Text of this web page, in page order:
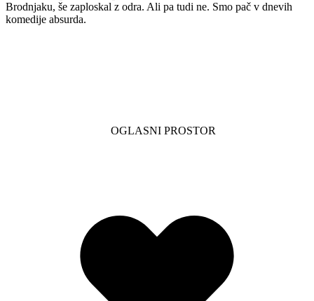
Brodnjaku, še zaploskal z odra. Ali pa tudi ne. Smo pač v dnevih
komedije absurda.